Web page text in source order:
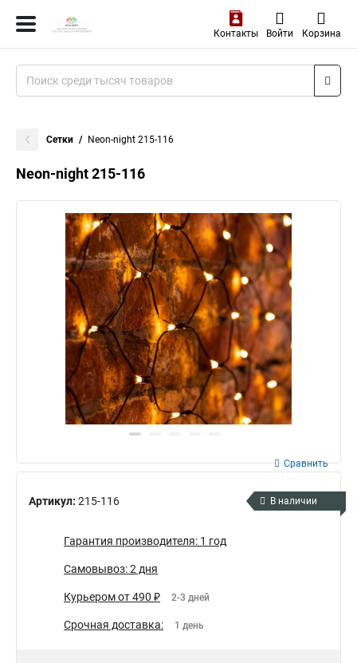
Контакты Войти Корзина
Сетки Neon-night 215-116
Neon-night 215-116
Артикул: 215-116
Сравнить
В наличии
Гарантия производителя: 1 год
Самовывоз: 2 дня
Курьером от 490 ₽ 2-3 дней
Срочная доставка: 1 день